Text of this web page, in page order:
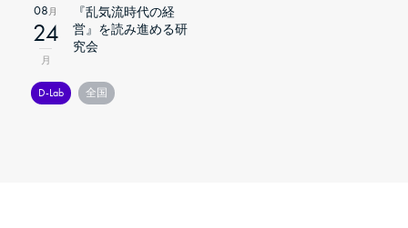
08 月
24
月
『乱気流時代の経
営』を読み進める研
究会
D-Lab 全国